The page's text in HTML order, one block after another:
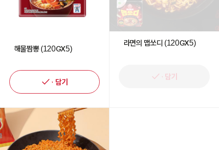
해물짬뽕 (120GX5)
담기
라면의 맵쏘디 (120GX5)
담기